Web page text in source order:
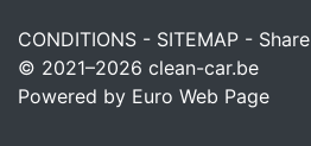
CONDITIONS - SITEMAP - Share
© 2021–2026 clean-car.be
Powered by Euro Web Page